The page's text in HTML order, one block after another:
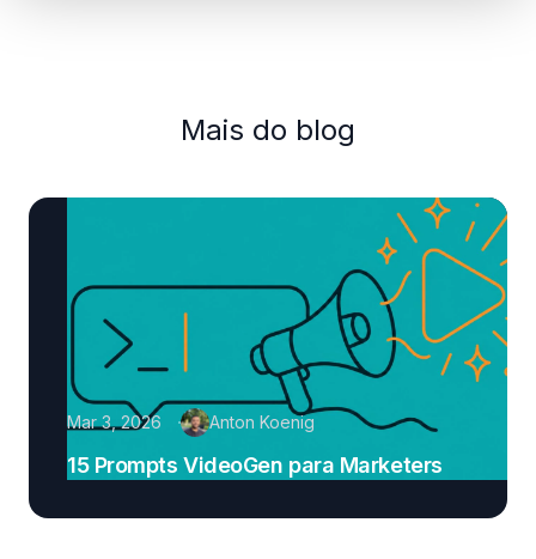
Mais do blog
Mar 3, 2026 Anton Koenig
15 Prompts VideoGen para Marketers